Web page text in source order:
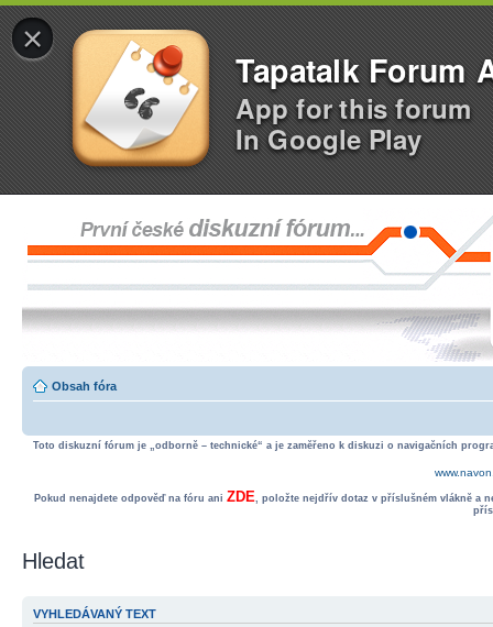
×
Tapatalk Forum
App for this forum
In Google Play
Obsah fóra
Toto diskuzní fórum je „odborně – technické“ a je zaměřeno k diskuzi o navigačních
Pokud nenajdete odpověď na fóru ani ZDE, položte nejdřív dotaz v příslušném vlákně a
Hledat
VYHLEDÁVANÝ TEXT